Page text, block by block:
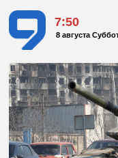
7:50
8 августа